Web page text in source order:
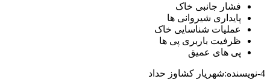
فشار جانبی خاک
پایداری شیروانی ها
عملیات شناسایی خاک
ظرفیت باربری پی ها
پی های عمیق
4-نویسنده:شهریار کشاوز حداد